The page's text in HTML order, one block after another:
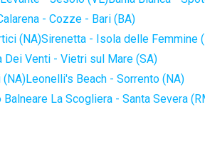
- Cozze - Bari (BA)
(NA)Sirenetta - Isola delle Femmine
Dei Venti - Vietri sul Mare (SA)
(NA)Leonelli's Beach - Sorrento (NA)
La Scogliera - Santa Severa